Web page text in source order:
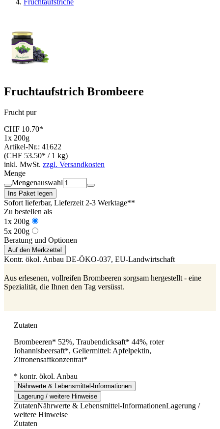
Fruchtaufstriche
Fruchtaufstrich Brombeere
Frucht pur
CHF 10.70*
1x 200g
Artikel-Nr.: 41622
(CHF 53.50* / 1 kg)
inkl. MwSt. zzgl. Versandkosten
Menge
Mengenauswahl
Ins Paket legen
Sofort lieferbar, Lieferzeit 2-3 Werktage**
Zu bestellen als
1x 200g
5x 200g
Beratung und Optionen
Auf den Merkzettel
Kontr. ökol. Anbau DE-ÖKO-037, EU-Landwirtschaft
Aus erlesenen, vollreifen Brombeeren sorgsam hergestellt - eine
Spezialität, die Ihnen den Tag versüsst.
Zutaten
Brombeeren* 52%, Traubendicksaft* 44%, roter
Johannisbeersaft*, Geliermittel: Apfelpektin,
Zitronensaftkonzentrat*
* kontr. ökol. Anbau
Nährwerte & Lebensmittel-Informationen
Lagerung / weitere Hinweise
ZutatenNährwerte & Lebensmittel-InformationenLagerung /
weitere Hinweise
Zutaten